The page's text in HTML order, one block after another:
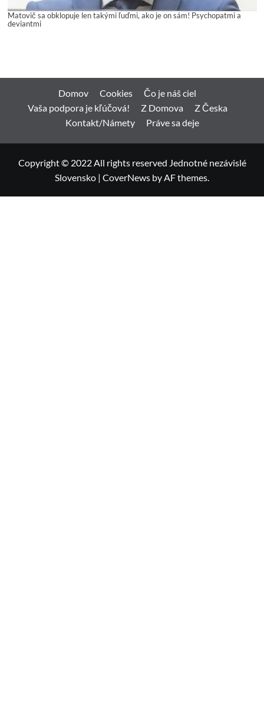
Matovič sa obklopuje len takými ľuďmi, ako je on sám! Psychopatmi a
deviantmi
Domov Cookies
Čo je náš ciel
Vaša podpora je kľúčová!
Z Domova
Z Česka
Kontakt/Námety
Práve sa deje
Copyright © 2022 All rights reserved Jednotné nezávislé
Slovensko | CoverNews by AF themes.